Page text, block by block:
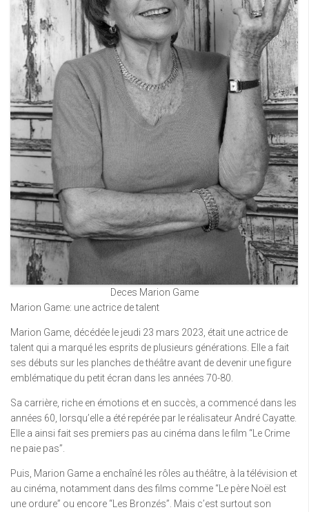
Deces Marion Game
Marion Game: une actrice de talent
Marion Game, décédée le jeudi 23 mars 2023, était une actrice de
talent qui a marqué les esprits de plusieurs générations. Elle a fait
ses débuts sur les planches de théâtre avant de devenir une figure
emblématique du petit écran dans les années 70-80.
Sa carrière, riche en émotions et en succès, a commencé dans les
années 60, lorsqu’elle a été repérée par le réalisateur André Cayatte.
Elle a ainsi fait ses premiers pas au cinéma dans le film “Le Crime
ne paie pas”.
Puis, Marion Game a enchaîné les rôles au théâtre, à la télévision et
au cinéma, notamment dans des films comme “Le père Noël est
une ordure” ou encore “Les Bronzés”. Mais c’est surtout son